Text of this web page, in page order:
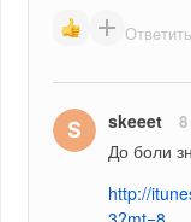
Ответить
skeeet
До боли
http://